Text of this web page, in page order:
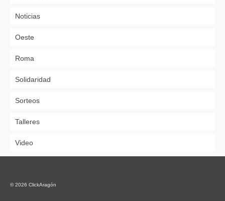
Noticias
Oeste
Roma
Solidaridad
Sorteos
Talleres
Video
© 2026 ClickAragón